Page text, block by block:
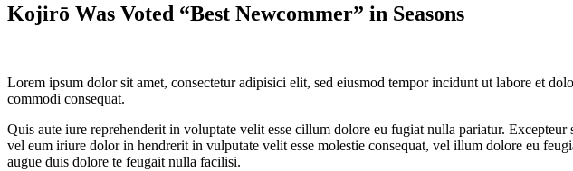
Kojirō Was Voted “Best Newcommer” in Seasons
Lorem ipsum dolor sit amet, consectetur adipisici elit, sed eiusmod tempor incidunt ut labore et
commodi consequat.
Quis aute iure reprehenderit in voluptate velit esse cillum dolore eu fugiat nulla pariatur.
vel eum iriure dolor in hendrerit in vulputate velit esse molestie consequat, vel illum dolore eu
augue duis dolore te feugait nulla facilisi.